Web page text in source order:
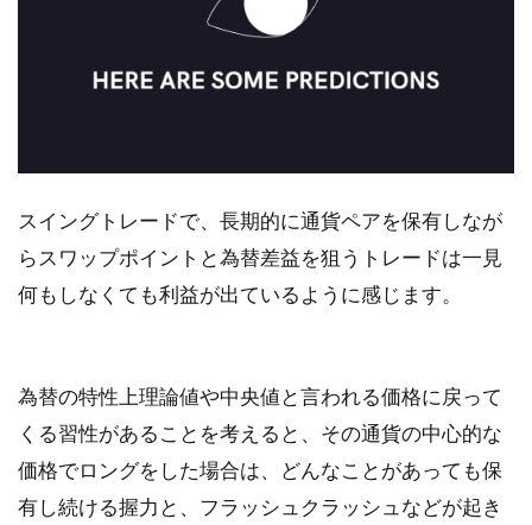
スイングトレードで、長期的に通貨ペアを保有しなが
らスワップポイントと為替差益を狙うトレードは一見
何もしなくても利益が出ているように感じます。
為替の特性上理論値や中央値と言われる価格に戻って
くる習性があることを考えると、その通貨の中心的な
価格でロングをした場合は、どんなことがあっても保
有し続ける握力と、フラッシュクラッシュなどが起き